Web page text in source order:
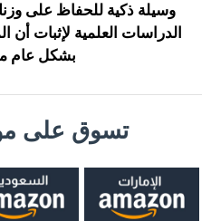
وسيلة ذكية للحفاظ على
الدراسات العلمية لإثبات
بشكل عام
تسوق على